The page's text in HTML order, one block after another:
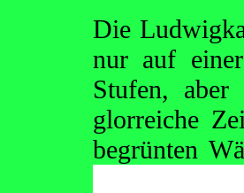
Die
nur auf
Stufen,
glorreiche
begrünten